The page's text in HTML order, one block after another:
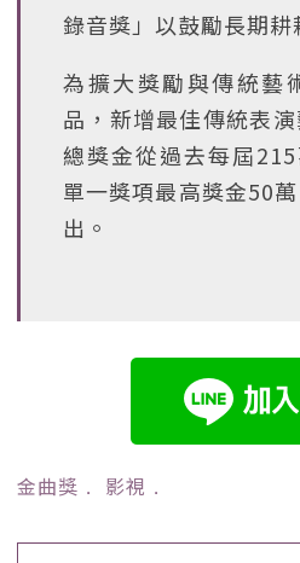
錄音獎」以鼓勵長期耕
為擴大獎勵與傳統藝
品，新增最佳傳統表
總獎金從過去每屆
單一獎項最高獎金50
出。
金曲獎 ﹒ 影視 ﹒